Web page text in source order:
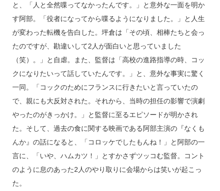
と、「人と全然喋ってなかったんです。」と意外な一面を明か
す阿部。「役者になってから喋るようになりました。」と人生
が変わった転機を告白した。坪倉は「その頃、相棒たちと会っ
たのですが、勘違いして2人が面白いと思っていました
（笑）。」と自虐。また、監督は「高校の進路指導の時、コッ
クになりたいって話していたんです。」と、意外な事実に驚く
一同。「コックのためにフランスに行きたいと言っていたの
で、親にも大反対された。それから、当時の担任の影響で演劇
やったのがきっかけ。」と監督に至るエピソードが明かされ
た。そして、過去の食に関する映画である阿部主演の『なくも
んか』の話になると、「コロッケでしたもんね！」と阿部の一
言に、「いや、ハムカツ！」とすかさずツッコむ監督。コント
のように息のあった2人のやり取りに会場からは笑いが起こっ
た。